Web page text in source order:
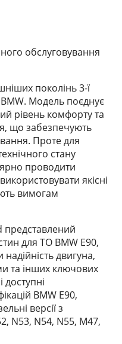
обслуговування
поколінь 3-ї
Модель поєднує
рівень комфорту та
що забезпечують
Проте для
стану
проводити
якісні
вимогам
представлений
для ТО BMW E90,
двигуна,
та інших ключових
доступні
BMW E90,
версії з
N53, N54, N55, M47,